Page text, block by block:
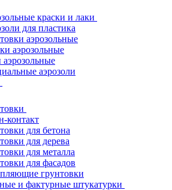
краски и лаки
для пластика
аэрозольные
аэрозольные
аэрозоли
контакт
для бетона
для дерева
для металла
для фасадов
грунтовки
и фактурные штукатурки